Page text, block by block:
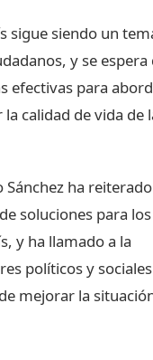
sigue siendo un
y se espera
efectivas para
calidad de vida de
ha
soluciones para los
y ha llamado a la
políticos y sociales
mejorar la